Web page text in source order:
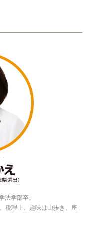
法学部卒。
税理士。趣味は山歩き、座